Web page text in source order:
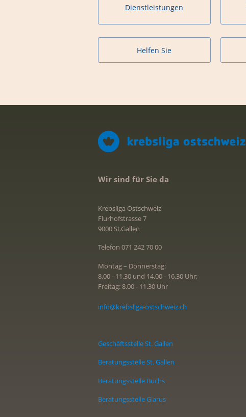
Dienstleistungen
Helfen Sie
Wir sind für Sie da
Krebsliga Ostschweiz
Flurhofstrasse 7
9000 St.Gallen
Telefon 071 242 70 00
Montag – Donnerstag:
8.00 - 11.30 und 14.00 - 16.30 Uhr;
Freitag: 8.00 - 11.30 Uhr
info@krebsliga-ostschweiz.ch
Geschäftsstelle St. Gallen
Beratungsstelle St. Gallen
Beratungsstelle Buchs
Beratungsstelle Glarus